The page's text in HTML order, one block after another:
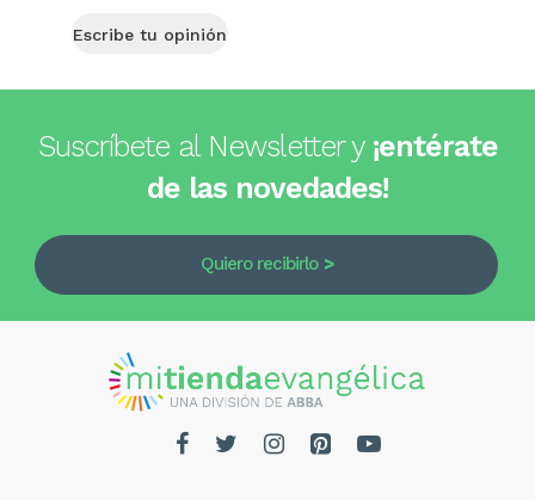
Escribe tu opinión
Suscríbete al Newsletter y ¡entérate
de las novedades!
Quiero recibirlo